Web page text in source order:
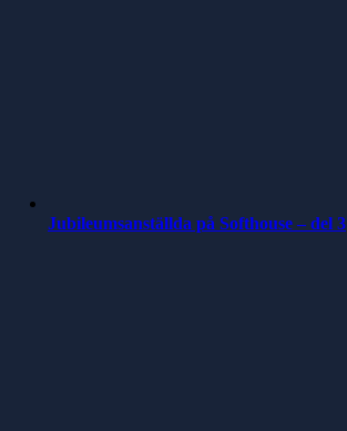
Jubileumsanställda på Softhouse – del 3